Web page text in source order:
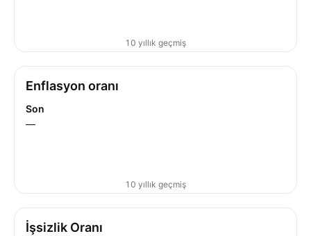
10 yıllık geçmiş
Enflasyon oranı
Son
—
10 yıllık geçmiş
İşsizlik Oranı